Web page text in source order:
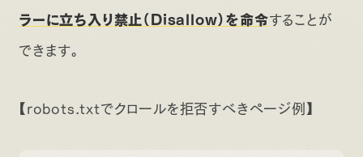
ラーに立ち入り禁止（Disallow）を命令することが
できます。
【robots.txtでクロールを拒否すべきページ例】